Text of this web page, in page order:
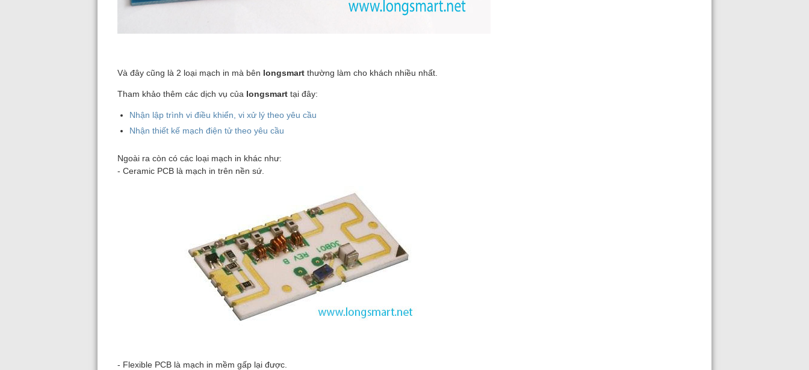
Và đây cũng là 2 loại mạch in mà bên longsmart thường làm cho khách nhiều nhất.
Tham khảo thêm các dịch vụ của longsmart tại đây:
Nhận lập trình vi điều khiển, vi xử lý theo yêu cầu
Nhận thiết kế mạch điện tử theo yêu cầu
Ngoài ra còn có các loại mạch in khác như:
- Ceramic PCB là mạch in trên nền sứ.
- Flexible PCB là mạch in mềm gấp lại được.